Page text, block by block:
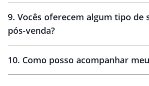
9. Vocês oferecem algum tipo de
pós-venda?
10. Como posso acompanhar